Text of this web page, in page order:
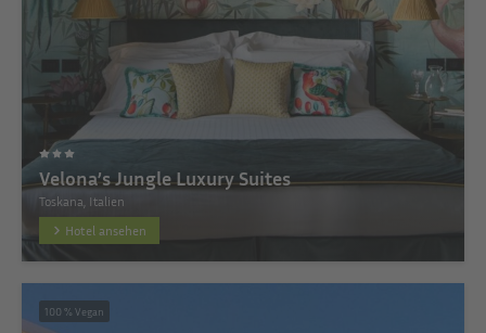
Velona’s Jungle Luxury Suites
Toskana, Italien
Hotel ansehen
100 % Vegan